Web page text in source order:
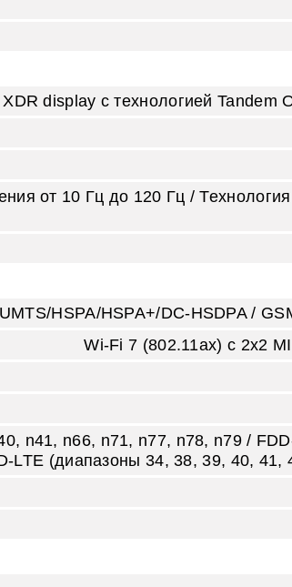
display с технологией Tandem
от 10 Гц до 120 Гц /
HSPA/HSPA+/DC‑HSDPA /
Wi‑Fi 7 (802.11ax) с 2x2
n41, n66, n71, n77, n78, n79 /
(диапазоны 34, 38, 39, 40, 41,